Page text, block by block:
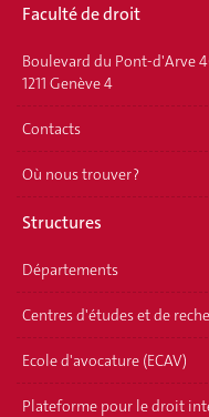
Faculté de droit
Boulevard du Pont-d'Arve
1211 Genève 4
Contacts
Où nous trouver ?
Structures
Départements
Centres d'études et de
Ecole d'avocature (ECAV)
Plateforme pour le droit